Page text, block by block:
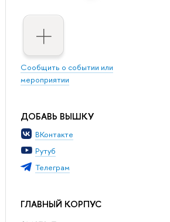
Сообщить о событии или
мероприятии
ДОБАВЬ ВЫШКУ
ВКонтакте
Рутуб
Телеграм
ГЛАВНЫЙ КОРПУС